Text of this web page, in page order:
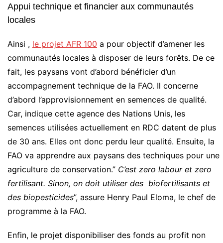
Appui technique et financier aux communautés
locales
Ainsi , le projet AFR 100 a pour objectif d’amener les
communautés locales à disposer de leurs forêts. De ce
fait, les paysans vont d’abord bénéficier d’un
accompagnement technique de la FAO. Il concerne
d’abord l’approvisionnement en semences de qualité.
Car, indique cette agence des Nations Unis, les
semences utilisées actuellement en RDC datent de plus
de 30 ans. Elles ont donc perdu leur qualité. Ensuite, la
FAO va apprendre aux paysans des techniques pour une
agriculture de conservation.” C’est zero labour et zero
fertilisant. Sinon, on doit utiliser des biofertilisants et
des biopesticides”, assure Henry Paul Eloma, le chef de
programme à la FAO.
Enfin, le projet disponibiliser des fonds au profit non